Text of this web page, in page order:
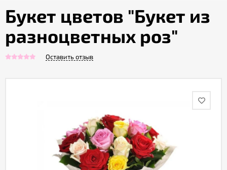
Гарантии
Букет цветов "Букет из
разноцветных роз"
Оставить отзыв